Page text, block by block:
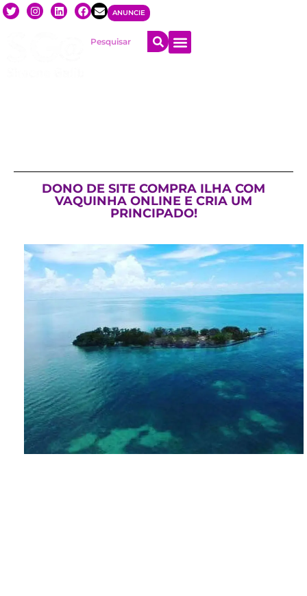
ANUNCIE
DONO DE SITE COMPRA ILHA COM
VAQUINHA ONLINE E CRIA UM
PRINCIPADO!